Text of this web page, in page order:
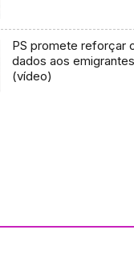
PS promete reforçar
dados aos
(vídeo)